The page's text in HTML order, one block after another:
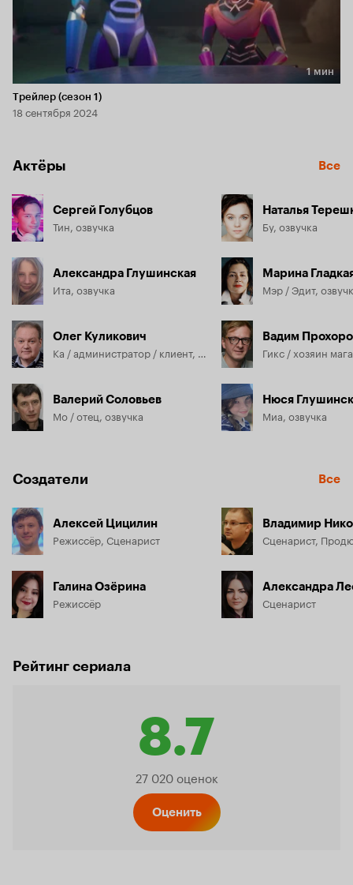
Длительность 1 мин
1 мин
Трейлер (сезон 1)
18 сентября 2024
Актёры Все
Сергей Голубцов
Тин, озвучка
Александра Глушинская
Ита, озвучка
Олег Куликович
Валерий Соловьев
Мо / отец, озвучка
Наталья
Бу, озвучка
Марина
Мэр / Эдит,
Вадим
Нюся
Миа, озвучка
Создатели Все
Алексей Цицилин
Режиссёр, Сценарист
Галина Озёрина
Режиссёр
Владимир
Сценарист,
Александра
Сценарист
Рейтинг сериала
8.7
Рейтинг
27 020 оценок
Оценить